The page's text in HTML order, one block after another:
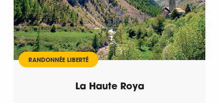
RANDONNÉE LIBERTÉ
La Haute Roya